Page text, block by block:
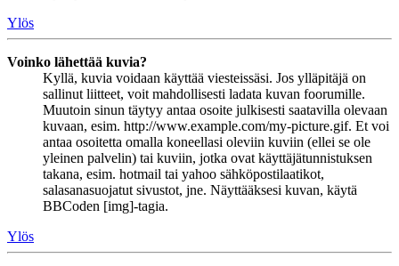
Ylös
Voinko lähettää kuvia?
Kyllä, kuvia voidaan käyttää viesteissäsi. Jos ylläpitäjä on
sallinut liitteet, voit mahdollisesti ladata kuvan foorumille.
Muutoin sinun täytyy antaa osoite julkisesti saatavilla olevaan
kuvaan, esim. http://www.example.com/my-picture.gif. Et voi
antaa osoitetta omalla koneellasi oleviin kuviin (ellei se ole
yleinen palvelin) tai kuviin, jotka ovat käyttäjätunnistuksen
takana, esim. hotmail tai yahoo sähköpostilaatikot,
salasanasuojatut sivustot, jne. Näyttääksesi kuvan, käytä
BBCoden [img]-tagia.
Ylös